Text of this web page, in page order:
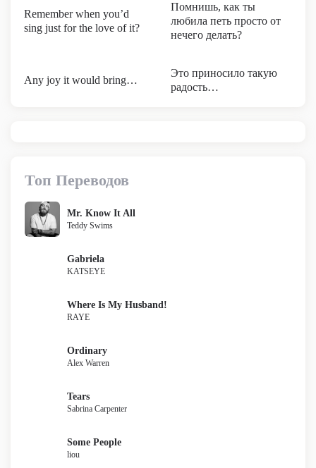
Remember when you’d
sing just for the love of it?
Помнишь, как ты
любила петь просто от
нечего делать?
Any joy it would bring…
Это приносило такую
радость…
Топ Переводов
Mr. Know It All
Teddy Swims
Gabriela
KATSEYE
Where Is My Husband!
RAYE
Ordinary
Alex Warren
Tears
Sabrina Carpenter
Some People
liou